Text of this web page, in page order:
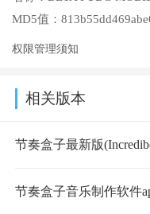
MD5值：
权限管理须知
相关版本
节奏盒子最新版
节奏盒子音乐制作软件